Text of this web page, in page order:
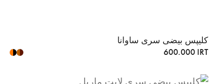
کلیپس بیضی سری ساوانا
600.000 IRT